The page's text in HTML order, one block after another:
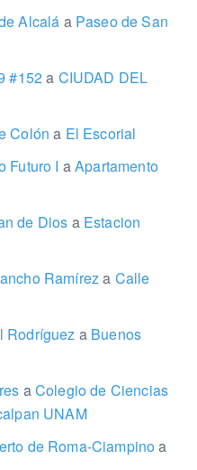
Alcalá aPaseo de San
#152a CIUDAD DEL
Colóna El Escorial
Futuro I aApartamento
de Dios aEstacion
Ramíreza Calle
Rodríguez aBuenos
aColegio de Ciencias
UNAM
de Roma-Ciampinoa